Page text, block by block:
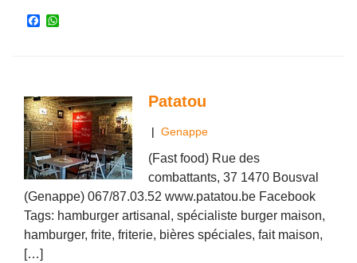
F
o
k
p
p
Patatou
| Genappe
(Fast food) Rue des
combattants, 37 1470 Bousval
(Genappe) 067/87.03.52 www.patatou.be Facebook
Tags: hamburger artisanal, spécialiste burger maison,
hamburger, frite, friterie, bières spéciales, fait maison,
[…]